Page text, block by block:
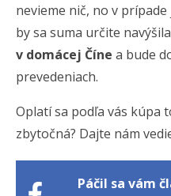
nevieme nič, no v
by sa suma určite
v domácej Číne a bude
prevedeniach.
Oplatí sa podľa vás kúpa
zbytočná? Dajte nám
Páčil sa vám